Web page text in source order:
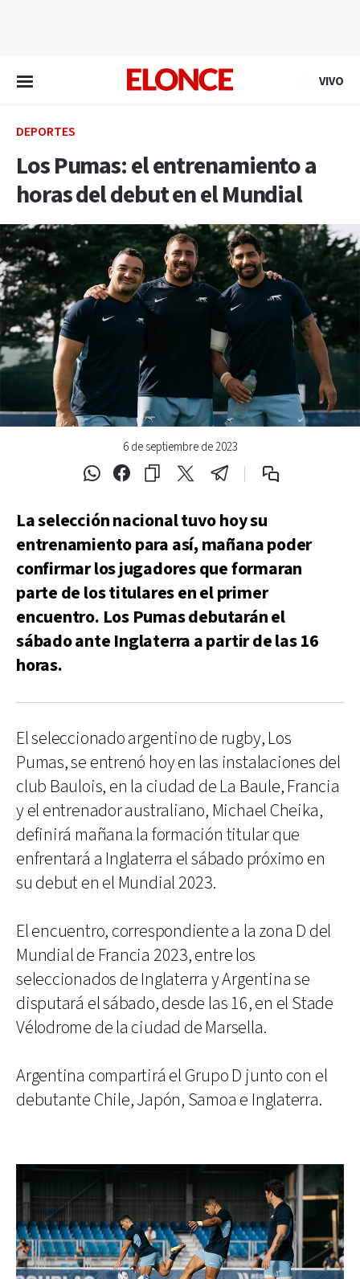
VIVO
DEPORTES
Los Pumas: el entrenamiento a
horas del debut en el Mundial
6 de septiembre de 2023
La selección nacional tuvo hoy su
entrenamiento para así, mañana poder
confirmar los jugadores que formaran
parte de los titulares en el primer
encuentro. Los Pumas debutarán el
sábado ante Inglaterra a partir de las 16
horas.
El seleccionado argentino de rugby, Los
Pumas, se entrenó hoy en las instalaciones del
club Baulois, en la ciudad de La Baule, Francia
y el entrenador australiano, Michael Cheika,
definirá mañana la formación titular que
enfrentará a Inglaterra el sábado próximo en
su debut en el Mundial 2023.
El encuentro, correspondiente a la zona D del
Mundial de Francia 2023, entre los
seleccionados de Inglaterra y Argentina se
disputará el sábado, desde las 16, en el Stade
Vélodrome de la ciudad de Marsella.
Argentina compartirá el Grupo D junto con el
debutante Chile, Japón, Samoa e Inglaterra.